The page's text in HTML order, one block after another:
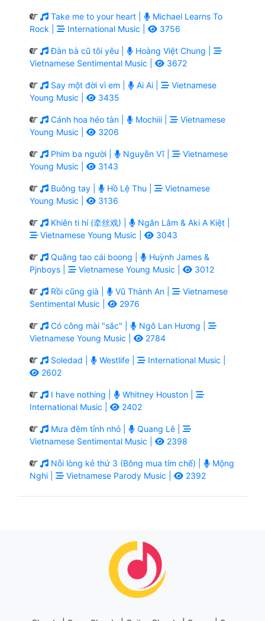
Take me to your heart |
Michael Learns To
Rock |
International Music | 3756
Đàn bà cũ tôi yêu |
Hoàng Việt Chung |
Vietnamese Sentimental Music |
3672
Say một đời vì em | Ai Ai |
Vietnamese
Young Music |
3435
Cánh hoa héo tàn | Mochiii |
Vietnamese
Young Music |
3206
Phim ba người | Nguyễn Vĩ |
Vietnamese
Young Music |
3143
Buông tay | Hồ Lệ Thu |
Vietnamese
Young Music |
3136
Khiên ti hí (牵丝戏) |
Ngân Lâm & Aki A Kiệt |
Vietnamese Young Music |
3043
Quăng tao cái boong |
Huỳnh James &
Pjnboys |
Vietnamese Young Music | 3012
Rồi cũng già | Vũ Thành An |
Vietnamese
Sentimental Music |
2976
Có công mài "sắc" |
Ngô Lan Hương |
Vietnamese Young Music |
2784
Soledad | Westlife |
International Music |
2602
I have nothing |
Whitney Houston |
International Music |
2402
Mưa đêm tỉnh nhỏ |
Quang Lê |
Vietnamese Sentimental Music |
2398
Nỗi lòng kẻ thứ 3 (Bông mua tím chế) |
Mộng
Nghi |
Vietnamese Parody Music | 2392